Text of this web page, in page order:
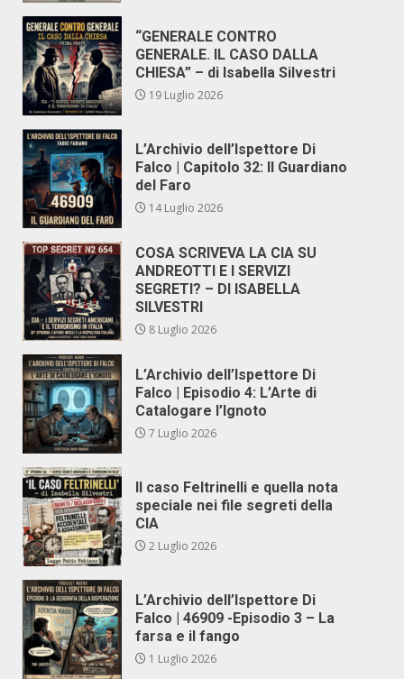
“GENERALE CONTRO
GENERALE. IL CASO DALLA
CHIESA” – di Isabella Silvestri
19 Luglio 2026
L’Archivio dell’Ispettore Di
Falco | Capitolo 32: Il Guardiano
del Faro
14 Luglio 2026
COSA SCRIVEVA LA CIA SU
ANDREOTTI E I SERVIZI
SEGRETI? – DI ISABELLA
SILVESTRI
8 Luglio 2026
L’Archivio dell’Ispettore Di
Falco | Episodio 4: L’Arte di
Catalogare l’Ignoto
7 Luglio 2026
Il caso Feltrinelli e quella nota
speciale nei file segreti della
CIA
2 Luglio 2026
L’Archivio dell’Ispettore Di
Falco | 46909 -Episodio 3 – La
farsa e il fango
1 Luglio 2026